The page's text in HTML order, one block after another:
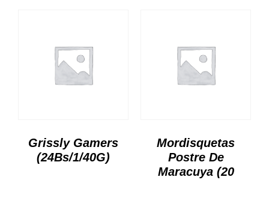
Grissly Gamers
(24Bs/1/40G)
Mordisquetas
Postre De
Maracuya (20